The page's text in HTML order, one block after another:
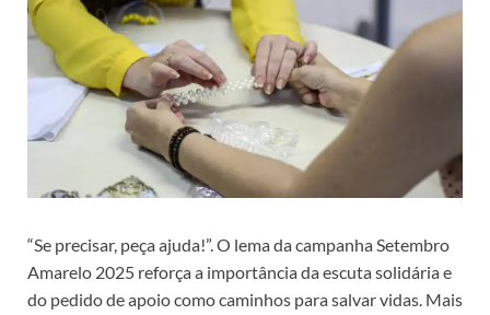
“Se precisar, peça ajuda!”. O lema da campanha Setembro
Amarelo 2025 reforça a importância da escuta solidária e
do pedido de apoio como caminhos para salvar vidas. Mais